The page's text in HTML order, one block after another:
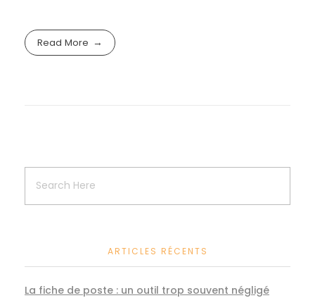
Read More
ARTICLES RÉCENTS
La fiche de poste : un outil trop souvent négligé